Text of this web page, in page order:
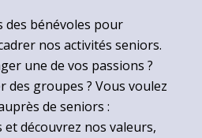
des bénévoles pour
nos activités seniors.
une de vos passions ?
des groupes ? Vous voulez
de seniors :
découvrez nos valeurs,